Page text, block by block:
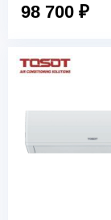
98 700 ₽